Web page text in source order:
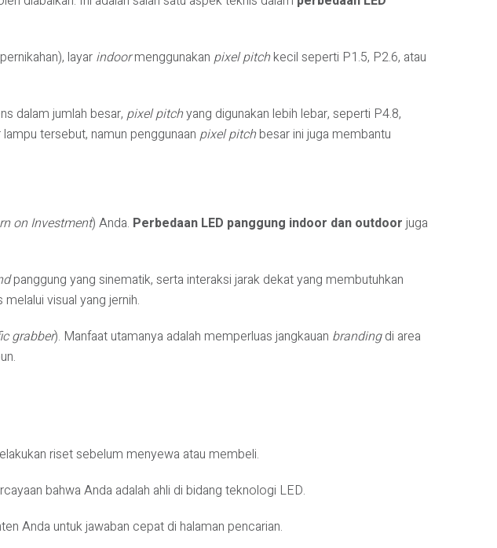
layar indoormenggunakan pixel pitchkecil seperti P1.5, P2.6, atau
dalam jumlah besar, pixel pitchyang digunakan lebih lebar, seperti P4.8,
tersebut, namun penggunaan pixel pitchbesar ini juga membantu
on Investment) Anda. Perbedaan LED panggung indoor dan outdoor juga
panggung yang sinematik, serta interaksi jarak dekat yang membutuhkan
visual yang jernih.
grabber). Manfaat utamanya adalah memperluas jangkauan brandingdi area
riset sebelum menyewa atau membeli.
bahwa Anda adalah ahli di bidang teknologi LED.
Anda untuk jawaban cepat di halaman pencarian.